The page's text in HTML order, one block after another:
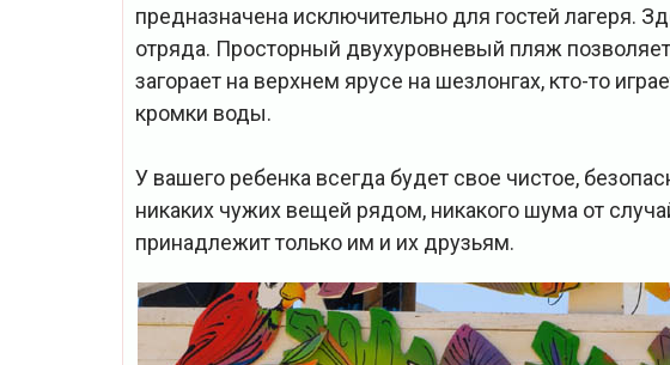
предназначена исключительно для гостей лагеря.
отряда. Просторный двухуровневый пляж
загорает на верхнем ярусе на шезлонгах, кто-то
кромки воды.
У вашего ребенка всегда будет свое чистое,
никаких чужих вещей рядом, никакого шума от
принадлежит только им и их друзьям.